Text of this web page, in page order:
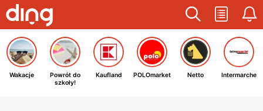
Wakacje
Powrót do
szkoły!
Kaufland POLOmarket Netto Intermarche